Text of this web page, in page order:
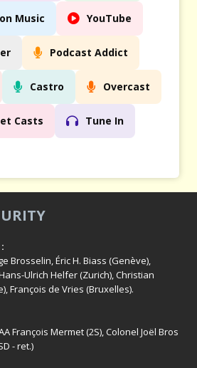
Music YouTube
Podcast Addict
Castro Overcast
Casts Tune In
Brosselin, Éric H. Biass (Genève),
Ulrich Helfer (Zurich), Christian
François de Vries (Bruxelles).
François Mermet (2S), Colonel Joël Bros
- ret.)